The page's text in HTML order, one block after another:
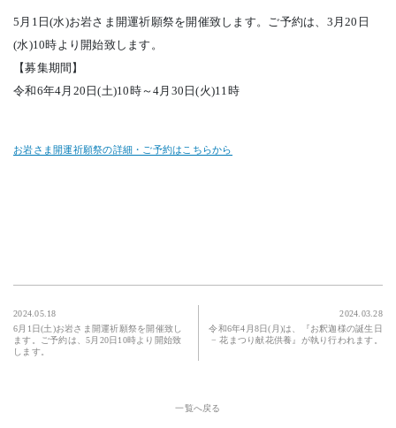
5月1日(水)お岩さま開運祈願祭を開催致します。ご予約は、3月20日
(水)10時より開始致します。
【募集期間】
令和6年4月20日(土)10時～4月30日(火)11時
お岩さま開運祈願祭の詳細・ご予約はこちらから
2024.05.18
6月1日(土)お岩さま開運祈願祭を開催致し
ます。ご予約は、5月20日10時より開始致
します。
2024.03.28
令和6年4月8日(月)は、『お釈迦様の誕生日
− 花まつり献花供養』が執り行われます。
一覧へ戻る